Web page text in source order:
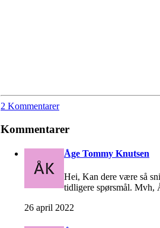
2 Kommentarer
Kommentarer
Åge Tommy Knutsen
Hei, Kan dere være så
tidligere spørsmål. Mvh,
26 april 2022